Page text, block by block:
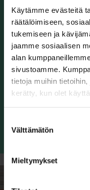
Käytämme evästeitä
räätälöimiseen,
tukemiseen ja
jaamme sosiaalisen
alan
sivustoamme.
tietoja muihin
kerätty, kun olet
valinta
Välttämätön
Mieltymykset
19.11.2024 ETUSIVU
Digitaalinen
tekoäly
Mikä on tekoäly
Lue lisää